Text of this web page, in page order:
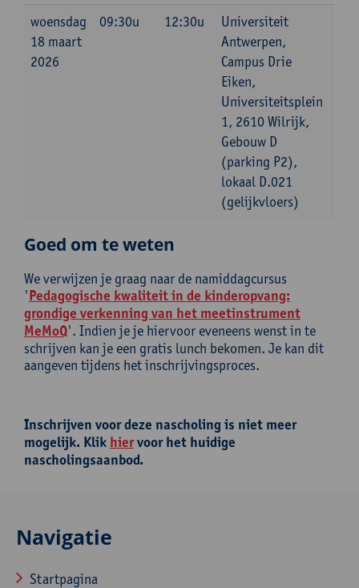
woensdag
18 maart
2026
09:30u 12:30u
Universiteit
Antwerpen,
Campus Drie
Eiken,
Universiteitsplein
1, 2610 Wilrijk,
Gebouw D
(parking P2),
lokaal D.021
(gelijkvloers)
Goed om te weten
We verwijzen je graag naar de namiddagcursus
'Pedagogische kwaliteit in de kinderopvang:
grondige verkenning van het meetinstrument
MeMoQ'. Indien je je hiervoor eveneens wenst in te
schrijven kan je een gratis lunch bekomen. Je kan dit
aangeven tijdens het inschrijvingsproces.
Inschrijven voor deze nascholing is niet meer
mogelijk. Klik hiervoor het huidige
nascholingsaanbod.
Navigatie
Startpagina